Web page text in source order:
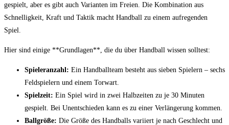
gespielt, aber es gibt auch Varianten im Freien. Die Kombination aus
Schnelligkeit, Kraft und Taktik macht Handball zu​ einem aufregenden⁢
Spiel.
Hier sind ⁤einige **Grundlagen**, die du über Handball wissen ​solltest:
Spieleranzahl: Ein Handballteam besteht aus ‍sieben Spielern –‍ sechs
Feldspielern⁤ und einem ⁤Torwart.
Spielzeit: Ein Spiel⁤ wird in zwei Halbzeiten⁢ zu je​ 30⁣ Minuten
‌gespielt. Bei Unentschieden‌ kann es​ zu einer Verlängerung kommen.
Ballgröße: Die Größe des Handballs variiert je nach Geschlecht und